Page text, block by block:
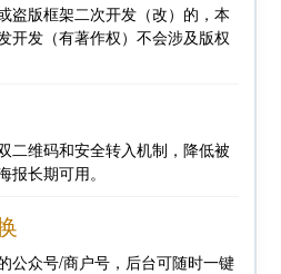
盗版框架二次开发（改）的，本
开发（有著作权）不会涉及版权
二维码和安全转入机制，降低被
长期可用。
公众号/商户号，后台可随时一键